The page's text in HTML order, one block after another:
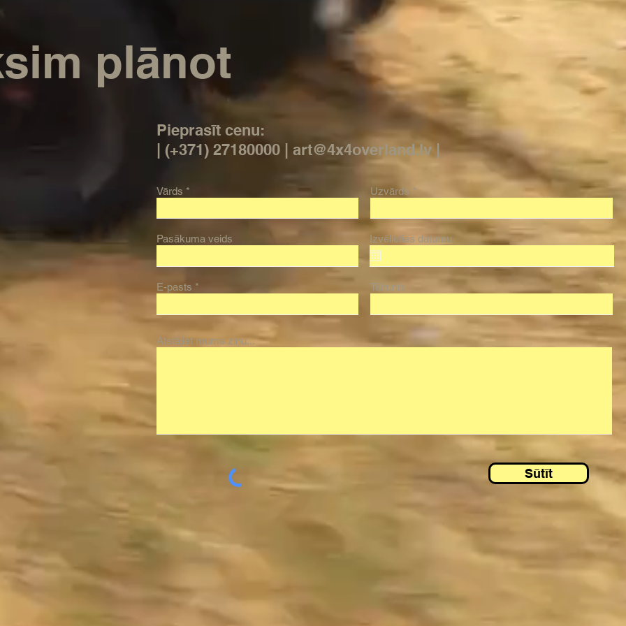
plānot
Pieprasīt cenu:
| (+371) 27180000 | art@4x4overland.lv |
Vārds Uzvārds
Pasākuma veids Izvēlieties datumu
E-pasts Tālrunis
Atstājiet mums ziņu...
Sūtīt